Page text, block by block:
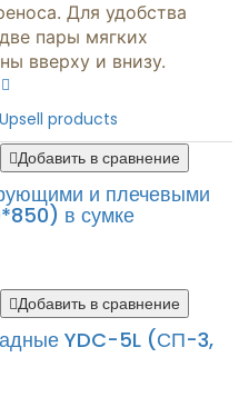
Для удобства
пары мягких
вверху и внизу.
Upsell products
Добавить в сравнение
и плечевыми
в сумке
Добавить в сравнение
YDC-5L (СП-3,